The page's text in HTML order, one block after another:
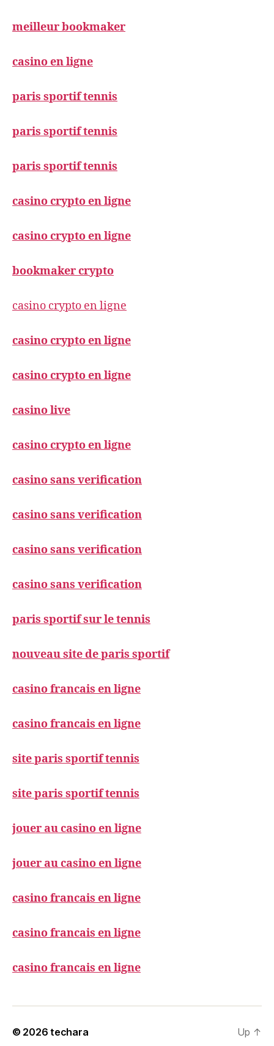
meilleur bookmaker
casino en ligne
paris sportif tennis
paris sportif tennis
paris sportif tennis
casino crypto en ligne
casino crypto en ligne
bookmaker crypto
casino crypto en ligne
casino crypto en ligne
casino crypto en ligne
casino live
casino crypto en ligne
casino sans verification
casino sans verification
casino sans verification
casino sans verification
paris sportif sur le tennis
nouveau site de paris sportif
casino francais en ligne
casino francais en ligne
site paris sportif tennis
site paris sportif tennis
jouer au casino en ligne
jouer au casino en ligne
casino francais en ligne
casino francais en ligne
casino francais en ligne
© 2026techara Up ↑